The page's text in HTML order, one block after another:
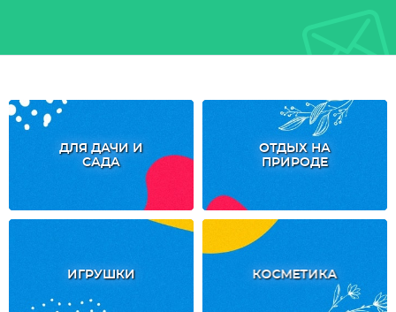
ДЛЯ ДАЧИ И
САДА
ОТДЫХ НА
ПРИРОДЕ
ИГРУШКИ КОСМЕТИКА